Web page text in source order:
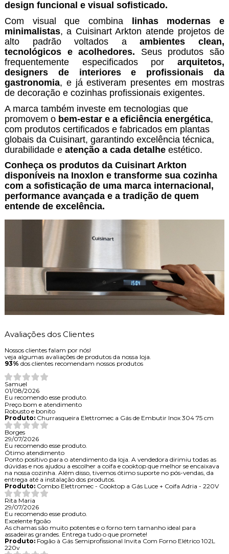
design funcional e visual sofisticado.
Com visual que combina
linhas modernas e
minimalistas, a Cuisinart Arkton atende projetos de
alto padrão voltados aambientes clean,
tecnológicos e acolhedores. Seus produtos são
frequentemente especificados porarquitetos,
designers de interiores e profissionais da
gastronomia, e já estiveram presentes em mostras
de decoração e cozinhas profissionais exigentes.
A marca também investe em tecnologias que
promovem o bem-estar e a eficiência energética,
com produtos certificados e fabricados em plantas
globais da Cuisinart, garantindo excelência técnica,
durabilidade e atenção a cada detalheestético.
Conheça os produtos da Cuisinart Arkton
disponíveis na Inoxlon e transforme sua cozinha
com a sofisticação de uma marca internacional,
performance avançada e a tradição de quem
entende de excelência.
Avaliações dos Clientes
Nossos clientes falam por nós!
veja algumas avaliações de produtos da nossa loja.
93% dos clientes recomendam nossos produtos
Samuel
01/08/2026
Eu recomendo esse produto.
Preço bom e atendimento
Robusto e bonito
Produto:Churrasqueira Elettromec a Gás de Embutir Inox 304 75 cm
Borges
29/07/2026
Eu recomendo esse produto.
Ótimo atendimento
Ponto positivo para o atendimento da loja. A vendedora dirimiu todas as
dúvidas e nos ajudou a escolher a coifa e cooktop que melhor se encaixava
na nossa cozinha. Além disso, tivemos ótimo suporte no pós-vendas, da
entrega até a instalação dos produtos.
Produto:Combo Elettromec - Cooktop a Gás Luce + Coifa Adria - 220V
Rita Maria
29/07/2026
Eu recomendo esse produto.
Excelente fgoão
As chamas são muito potentes e o forno tem tamanho ideal para
assadeiras grandes. Entrega tudo o que promete!
Produto:Fogão à Gás Semiprofissional Invita Com Forno Elétrico 102L
220v